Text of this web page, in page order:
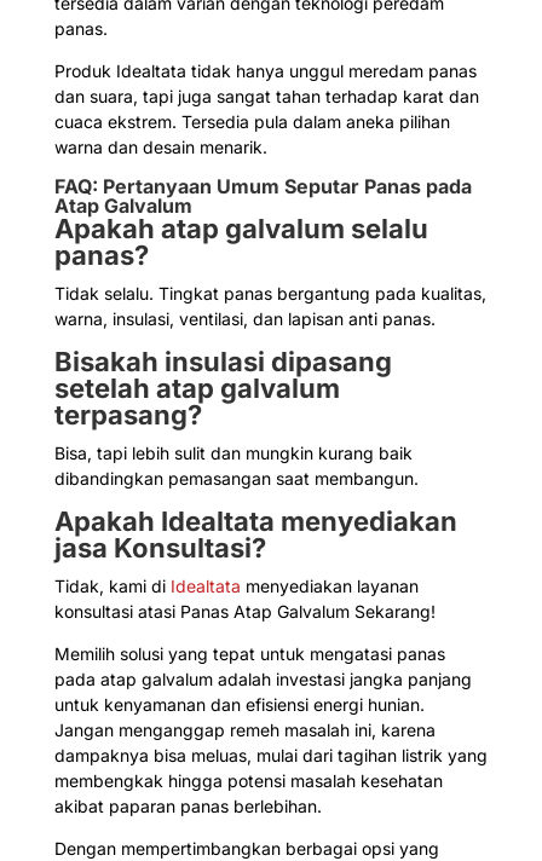
panas.
Produk Idealtata tidak hanya unggul meredam panas
dan suara, tapi juga sangat tahan terhadap karat dan
cuaca ekstrem. Tersedia pula dalam aneka pilihan
warna dan desain menarik.
FAQ: Pertanyaan Umum Seputar Panas pada
Atap Galvalum
Apakah atap galvalum selalu
panas?
Tidak selalu. Tingkat panas bergantung pada kualitas,
warna, insulasi, ventilasi, dan lapisan anti panas.
Bisakah insulasi dipasang
setelah atap galvalum
terpasang?
Bisa, tapi lebih sulit dan mungkin kurang baik
dibandingkan pemasangan saat membangun.
Apakah Idealtata menyediakan
jasa Konsultasi?
Tidak, kami di Idealtata menyediakan layanan
konsultasi atasi Panas Atap Galvalum Sekarang!
Memilih solusi yang tepat untuk mengatasi panas
pada atap galvalum adalah investasi jangka panjang
untuk kenyamanan dan efisiensi energi hunian.
Jangan menganggap remeh masalah ini, karena
dampaknya bisa meluas, mulai dari tagihan listrik yang
membengkak hingga potensi masalah kesehatan
akibat paparan panas berlebihan.
Dengan mempertimbangkan berbagai opsi yang